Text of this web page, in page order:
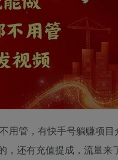
管，有快手号躺赚项
还有充值提成，流量